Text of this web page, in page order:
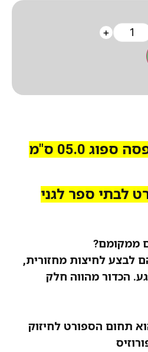
05.0 ס"מ
לבתי ספר לגני
ממקומם?
לבצע לחיצות מחזורית,
הכדור מהווה חלק
תחום הספורט לחיזוק
+